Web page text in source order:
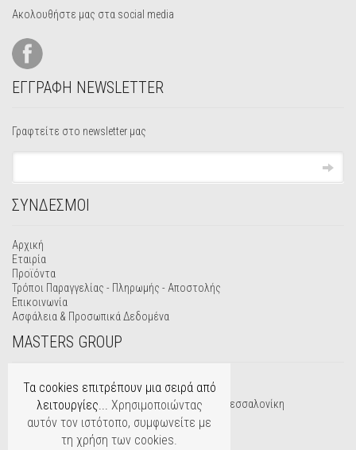
Ακολουθήστε μας στα social media
ΕΓΓΡΑΦΗ NEWSLETTER
Γραφτείτε στο newsletter μας
ΣΥΝΔΕΣΜΟΙ
Αρχική
Εταιρία
Προϊόντα
Τρόποι Παραγγελίας - Πληρωμής - Αποστολής
Επικοινωνία
Ασφάλεια & Προσωπικά Δεδομένα
MASTERS GROUP
2310 690487
Προέκταση Μακρυγιάννη, 56 224 Εύοσμος, Θεσσαλονίκη
info@mastersgroup.gr
Τα cookies επιτρέπουν μια σειρά από
λειτουργίες... Χρησιμοποιώντας
αυτόν τον ιστότοπο, συμφωνείτε με
τη χρήση των cookies.